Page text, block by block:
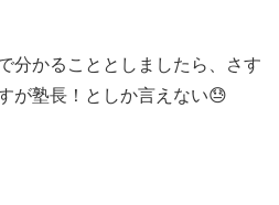
分かることとしましたら、さす
が塾長！としか言えない😓